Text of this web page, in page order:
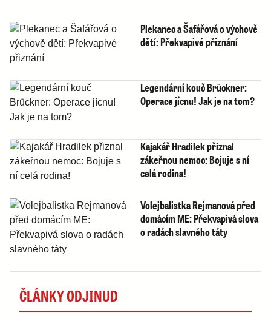
Plekanec a Šafářová o výchově
dětí: Překvapivé přiznání
Legendární kouč Brückner:
Operace jícnu! Jak je na tom?
Kajakář Hradilek přiznal
zákeřnou nemoc: Bojuje s ní
celá rodina!
Volejbalistka Rejmanová před
domácím ME: Překvapivá slova
o radách slavného táty
ČLÁNKY ODJINUD